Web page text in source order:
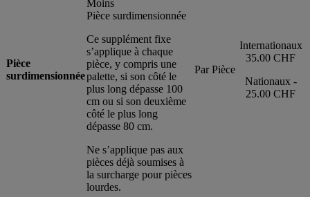
Pièce
surdimensionnée
Moins
Pièce surdimensionnée
Ce supplément fixe
s’applique à chaque
pièce, y compris une
palette, si son côté le
plus long dépasse 100
cm ou si son deuxième
côté le plus long
dépasse 80 cm.
Ne s’applique pas aux
pièces déjà soumises à
la surcharge pour pièces
lourdes.
Par Pièce
Internationaux
35.00 CHF
Nationaux -
25.00 CHF